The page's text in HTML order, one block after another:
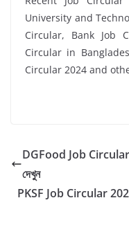
University and
Circular, Bank Job
Circular in
Circular 2024 and
DGFood Job Circular
দেখুন
PKSF Job Circular 2024